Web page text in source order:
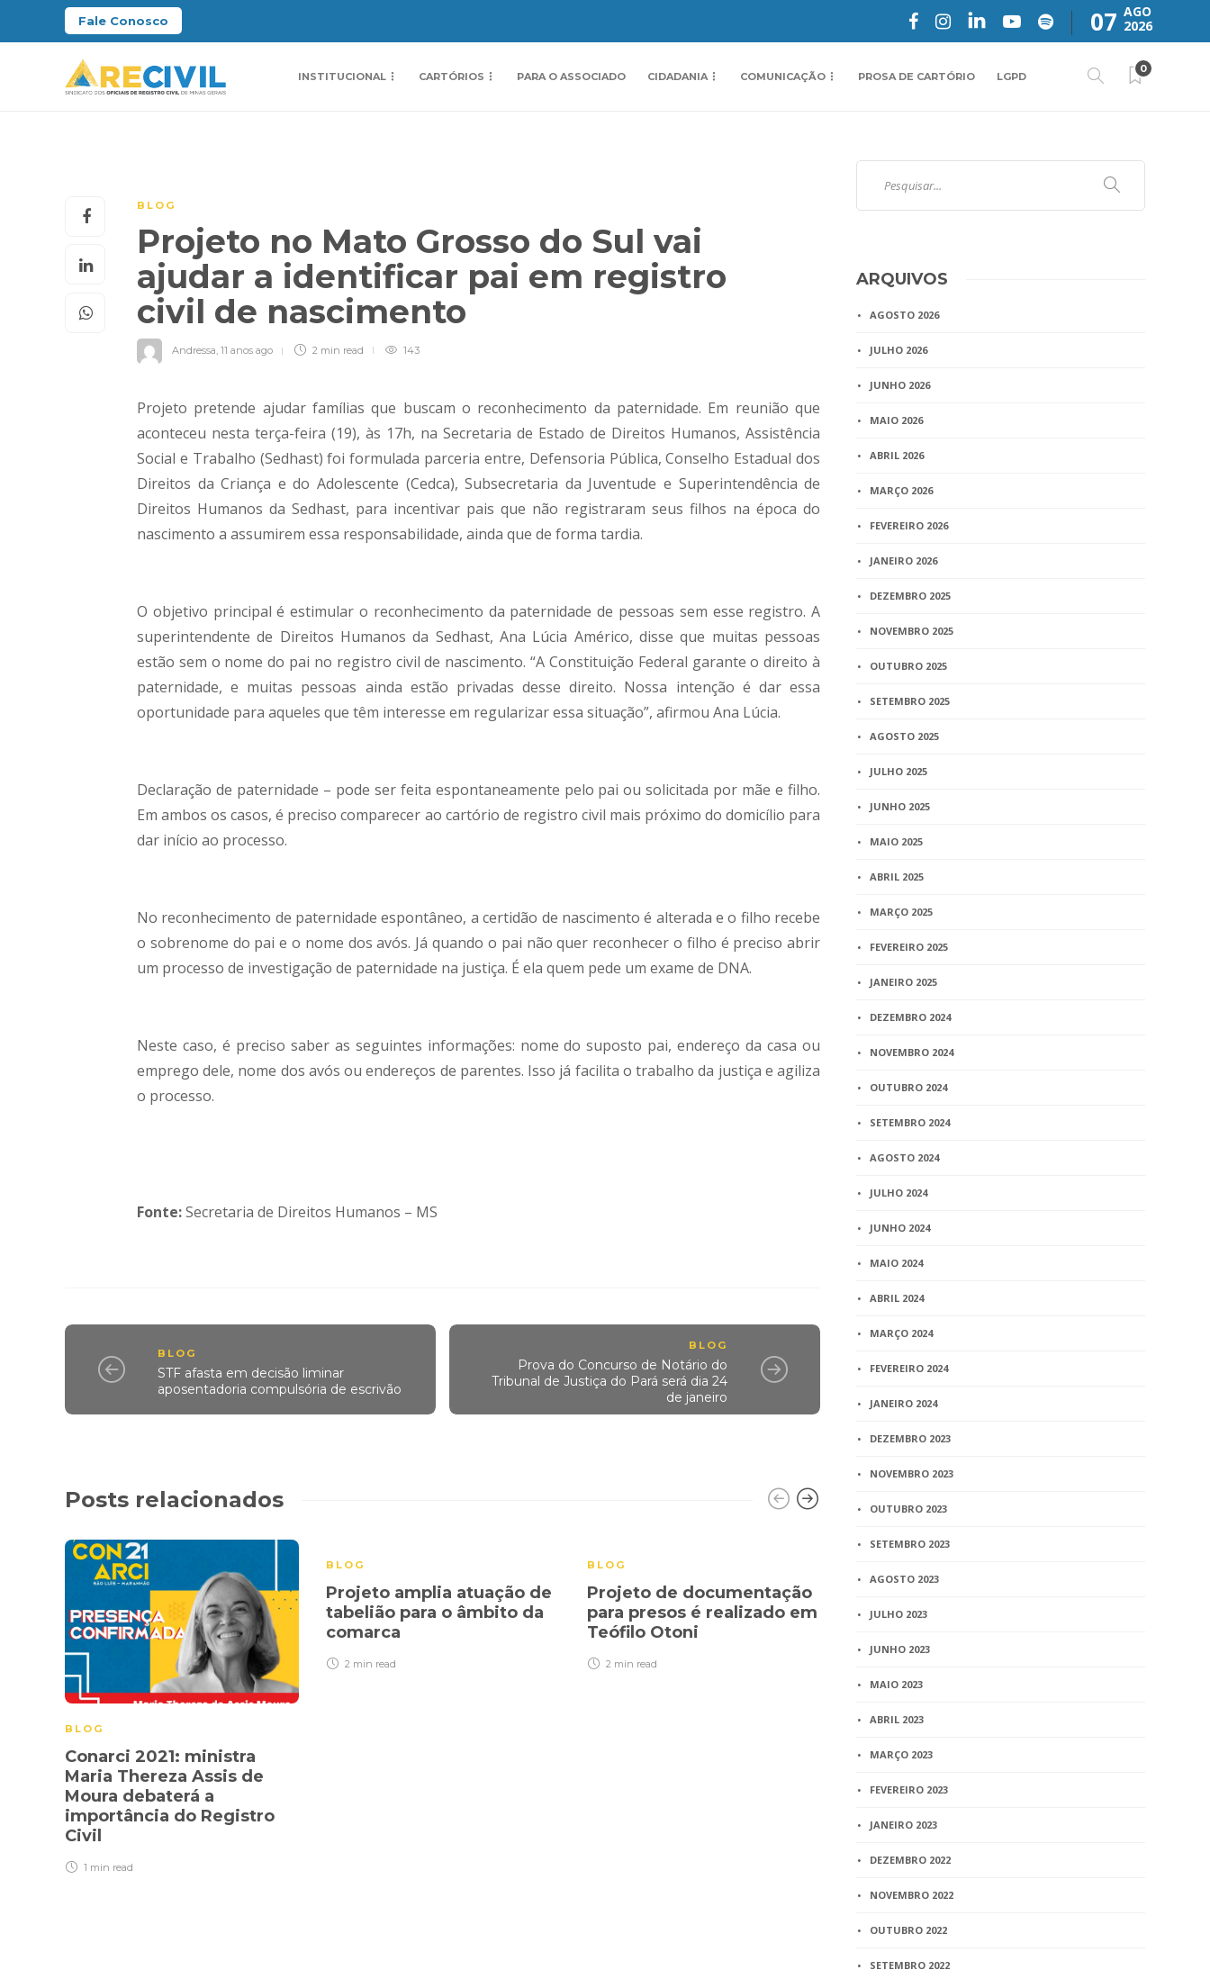
Fale Conosco 07 AGO
2026
INSTITUCIONAL CARTÓRIOS PARA O ASSOCIADO CIDADANIA COMUNICAÇÃO PROSA DE CARTÓRIO LGPD
0
BLOG
Projeto no Mato Grosso do Sul vai
ajudar a identificar pai em registro
civil de nascimento
Andressa, 11 anos ago 2 min read 143
Projeto pretende ajudar famílias que buscam o reconhecimento da paternidade. Em reunião que
aconteceu nesta terça-feira (19), às 17h, na Secretaria de Estado de Direitos Humanos, Assistência
Social e Trabalho (Sedhast) foi formulada parceria entre, Defensoria Pública, Conselho Estadual dos
Direitos da Criança e do Adolescente (Cedca), Subsecretaria da Juventude e Superintendência de
Direitos Humanos da Sedhast, para incentivar pais que não registraram seus filhos na época do
nascimento a assumirem essa responsabilidade, ainda que de forma tardia.
O objetivo principal é estimular o reconhecimento da paternidade de pessoas sem esse registro. A
superintendente de Direitos Humanos da Sedhast, Ana Lúcia Américo, disse que muitas pessoas
estão sem o nome do pai no registro civil de nascimento. “A Constituição Federal garante o direito à
paternidade, e muitas pessoas ainda estão privadas desse direito. Nossa intenção é dar essa
oportunidade para aqueles que têm interesse em regularizar essa situação”, afirmou Ana Lúcia.
Declaração de paternidade – pode ser feita espontaneamente pelo pai ou solicitada por mãe e filho.
Em ambos os casos, é preciso comparecer ao cartório de registro civil mais próximo do domicílio para
dar início ao processo.
No reconhecimento de paternidade espontâneo, a certidão de nascimento é alterada e o filho recebe
o sobrenome do pai e o nome dos avós. Já quando o pai não quer reconhecer o filho é preciso abrir
um processo de investigação de paternidade na justiça. É ela quem pede um exame de DNA.
Neste caso, é preciso saber as seguintes informações: nome do suposto pai, endereço da casa ou
emprego dele, nome dos avós ou endereços de parentes. Isso já facilita o trabalho da justiça e agiliza
o processo.
Fonte:Secretaria de Direitos Humanos – MS
BLOG
STF afasta em decisão liminar
aposentadoria compulsória de escrivão
BLOG
Prova do Concurso de Notário do
Tribunal de Justiça do Pará será dia 24
de janeiro
Posts relacionados
BLOG
Conarci 2021: ministra
Maria Thereza Assis de
Moura debaterá a
importância do Registro
Civil
1 min read
BLOG
Projeto amplia atuação de
tabelião para o âmbito da
comarca
2 min read
BLOG
Projeto de documentação
para presos é realizado em
Teófilo Otoni
2 min read
audiência pública de
Ordinária Geral da
Horizonte
1 minread
ARQUIVOS
AGOSTO 2026
JULHO 2026
JUNHO 2026
MAIO 2026
ABRIL 2026
MARÇO 2026
FEVEREIRO 2026
JANEIRO 2026
DEZEMBRO 2025
NOVEMBRO 2025
OUTUBRO 2025
SETEMBRO 2025
AGOSTO 2025
JULHO 2025
JUNHO 2025
MAIO 2025
ABRIL 2025
MARÇO 2025
FEVEREIRO 2025
JANEIRO 2025
DEZEMBRO 2024
NOVEMBRO 2024
OUTUBRO 2024
SETEMBRO 2024
AGOSTO 2024
JULHO 2024
JUNHO 2024
MAIO 2024
ABRIL 2024
MARÇO 2024
FEVEREIRO 2024
JANEIRO 2024
DEZEMBRO 2023
NOVEMBRO 2023
OUTUBRO 2023
SETEMBRO 2023
AGOSTO 2023
JULHO 2023
JUNHO 2023
MAIO 2023
ABRIL 2023
MARÇO 2023
FEVEREIRO 2023
JANEIRO 2023
DEZEMBRO 2022
NOVEMBRO 2022
OUTUBRO 2022
SETEMBRO 2022